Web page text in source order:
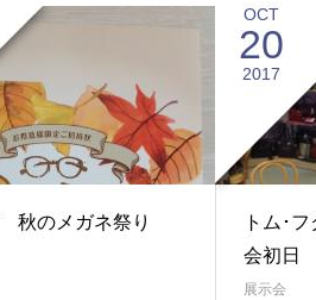
秋のメガネ祭り
OCT
20
2017
トム･
会初日
展示会